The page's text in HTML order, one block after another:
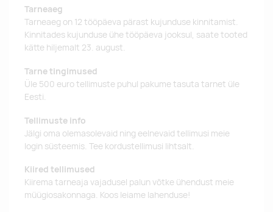
Tarneaeg
Tarneaeg on 12 tööpäeva pärast kujunduse kinnitamist.
Kinnitades kujunduse ühe tööpäeva jooksul, saate tooted
kätte hiljemalt 23. august.
Tarne tingimused
Üle 500 euro tellimuste puhul pakume tasuta tarnet üle
Eesti.
Tellimuste info
Jälgi oma olemasolevaid ning eelnevaid tellimusi meie
login süsteemis. Tee kordustellimusi lihtsalt.
Kiired tellimused
Kiirema tarneaja vajadusel palun võtke ühendust meie
müügiosakonnaga. Koos leiame lahenduse!